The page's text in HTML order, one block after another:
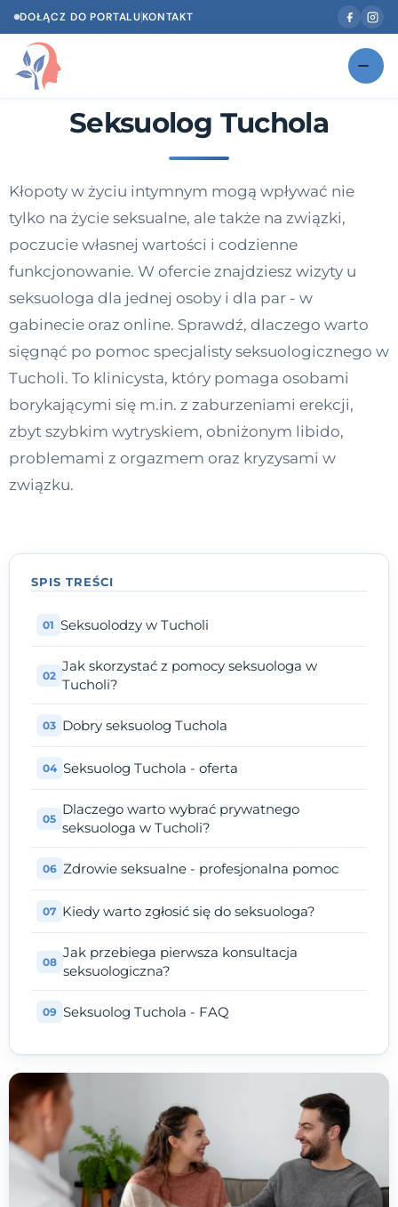
DOŁĄCZ DO PORTALUKONTAKT
Znajdź swojego specjalistęNOWOŚĆ
Według specjalizacji
Diagnozy psychologiczne
Testy psychologiczne
Dawka wiedzy
Kontakt
Seksuolog Tuchola
Kłopoty w życiu intymnym mogą wpływać nie
tylko na życie seksualne, ale także na związki,
poczucie własnej wartości i codzienne
funkcjonowanie. W ofercie znajdziesz wizyty u
seksuologa dla jednej osoby i dla par - w
gabinecie oraz online. Sprawdź, dlaczego warto
sięgnąć po pomoc specjalisty seksuologicznego w
Tucholi. To klinicysta, który pomaga osobami
borykającymi się m.in. z zaburzeniami erekcji,
zbyt szybkim wytryskiem, obniżonym libido,
problemami z orgazmem oraz kryzysami w
związku.
SPIS TREŚCI
Seksuolodzy w Tucholi
Jak skorzystać z pomocy seksuologa w
Tucholi?
Dobry seksuolog Tuchola
Seksuolog Tuchola - oferta
Dlaczego warto wybrać prywatnego
seksuologa w Tucholi?
Zdrowie seksualne - profesjonalna pomoc
Kiedy warto zgłosić się do seksuologa?
Jak przebiega pierwsza konsultacja
seksuologiczna?
Seksuolog Tuchola - FAQ